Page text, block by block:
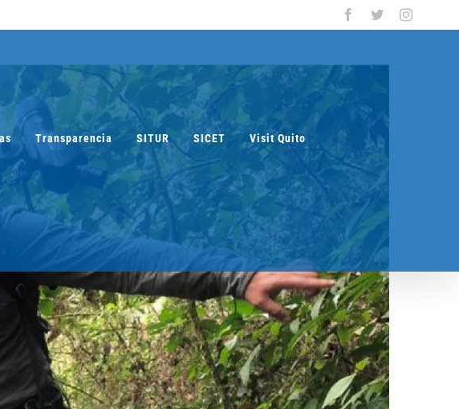
Facebook
Twitter
Transparencia SITUR SICET Visit Quito